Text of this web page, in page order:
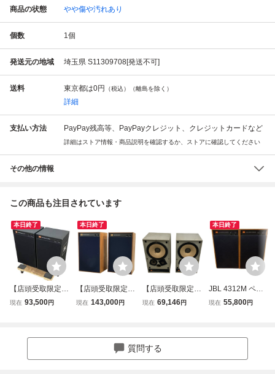
商品の状態 やや傷や汚れあり
個数 1個
発送元の地域 埼玉県 S11309708[発送不可]
送料 東京都は0円 （税込）（離島を除く）
詳細
支払い方法 PayPay残高等、PayPayクレジット、クレジットカードなど
詳細はストア情報・商品説明を確認するか、ストアに確認してください
その他の情報
この商品も注目されています
本日終了
【店頭受取限定】
JBL 4312D CONT
現在 93,500円
本日終了
【店頭受取限定】
JBL 4312 MkII CO
オ ジャンク 直 T1
現在 143,000円
【店頭受取限定】
JBL 4311B CONT
O11482268
現在 69,146円
本日終了
JBL 4312M ペア
COMPACT MONIT
現在 55,800円
質問する